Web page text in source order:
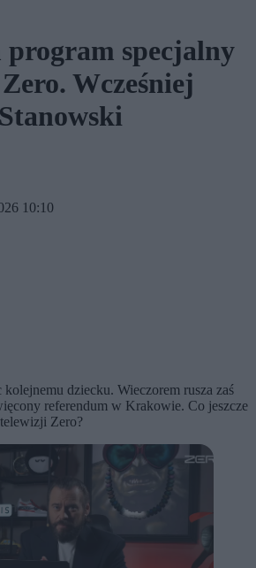
program specjalny
Wcześniej
10:10
dziecku. Wieczorem rusza zaś
referendum w Krakowie. Co jeszcze
Zero?